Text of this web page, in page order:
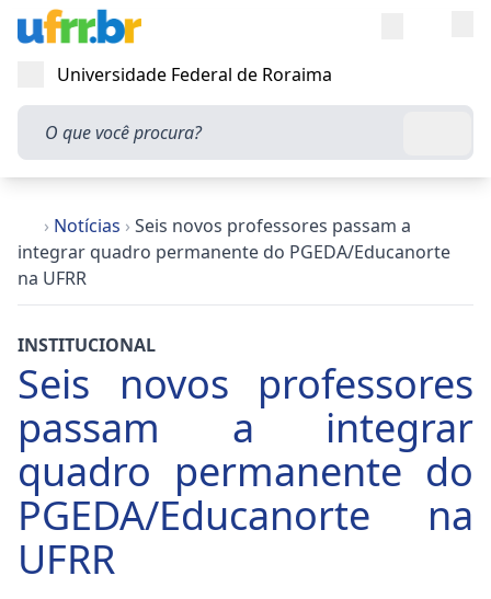
Abrir menu
Universidade Federal de Roraima
O que você procura?
› Notícias › Seis novos professores passam a
integrar quadro permanente do PGEDA/Educanorte
na UFRR
INSTITUCIONAL
Seis novos professores
passam a integrar
quadro permanente do
PGEDA/Educanorte na
UFRR